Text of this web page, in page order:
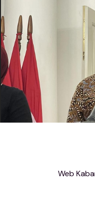
Web